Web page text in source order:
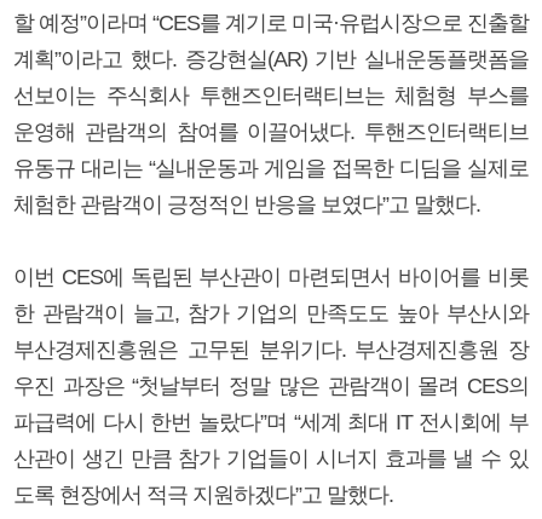
할 예정”이라며 “CES를 계기로 미국·유럽시장으로 진출할
계획”이라고 했다. 증강현실(AR) 기반 실내운동플랫폼을
선보이는 주식회사 투핸즈인터랙티브는 체험형 부스를
운영해 관람객의 참여를 이끌어냈다. 투핸즈인터랙티브
유동규 대리는 “실내운동과 게임을 접목한 디딤을 실제로
체험한 관람객이 긍정적인 반응을 보였다”고 말했다.
이번 CES에 독립된 부산관이 마련되면서 바이어를 비롯
한 관람객이 늘고, 참가 기업의 만족도도 높아 부산시와
부산경제진흥원은 고무된 분위기다. 부산경제진흥원 장
우진 과장은 “첫날부터 정말 많은 관람객이 몰려 CES의
파급력에 다시 한번 놀랐다”며 “세계 최대 IT 전시회에 부
산관이 생긴 만큼 참가 기업들이 시너지 효과를 낼 수 있
도록 현장에서 적극 지원하겠다”고 말했다.